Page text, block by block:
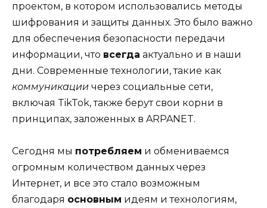
проектом, в котором использовались методы
шифрования и защиты данных. Это было важно
для обеспечения безопасности передачи
информации, что всегда актуально и в наши
дни. Современные технологии, такие как
коммуникации через социальные сети,
включая TikTok, также берут свои корни в
принципах, заложенных в ARPANET.
Сегодня мы потребляем и обмениваемся
огромным количеством данных через
Интернет, и все это стало возможным
благодаря основным идеям и технологиям,